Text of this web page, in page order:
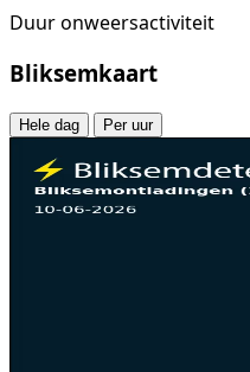
Duur onweersactiviteit
Bliksemkaart
Hele dag Per uur